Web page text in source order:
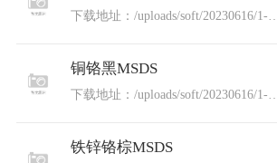
下载地址：/uploads/soft/20230616/1-
铜铬黑MSDS
下载地址：/uploads/soft/20230616/1-
铁锌铬棕MSDS